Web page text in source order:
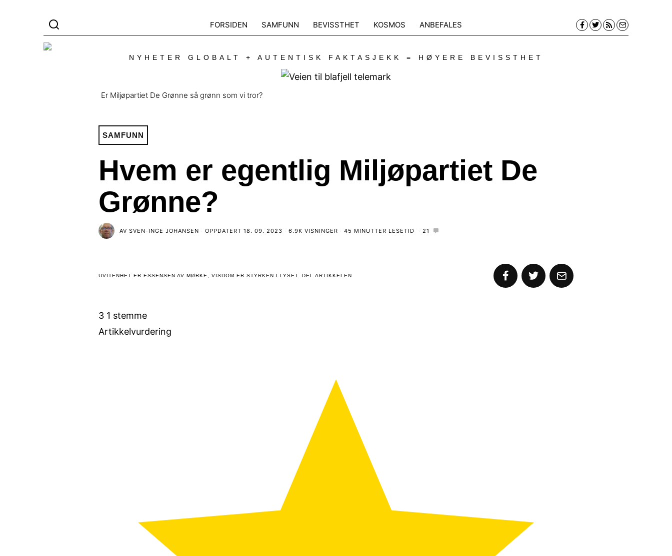
FORSIDEN SAMFUNN BEVISSTHET KOSMOS ANBEFALES
NYHETER GLOBALT + AUTENTISK FAKTASJEKK = HØYERE BEVISSTHET
Er Miljøpartiet De Grønne så grønn som vi tror?
SAMFUNN
Hvem er egentlig Miljøpartiet De
Grønne?
AV SVEN-INGE JOHANSEN OPPDATERT 18. 09. 2023 6.9K VISNINGER 45 MINUTTER LESETID 21
UVITENHET ER ESSENSEN AV MØRKE, VISDOM ER STYRKEN I LYSET: DEL ARTIKKELEN
3 1 stemme
Artikkelvurdering